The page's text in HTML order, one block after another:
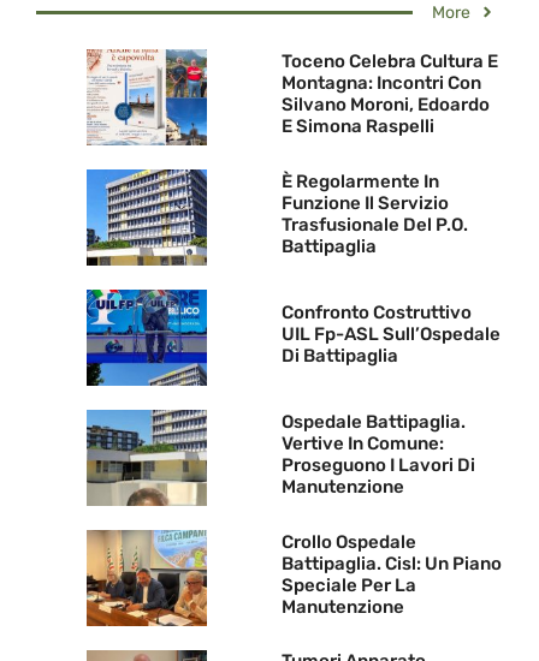
More
Toceno Celebra Cultura E
Montagna: Incontri Con
Silvano Moroni, Edoardo
E Simona Raspelli
È Regolarmente In
Funzione Il Servizio
Trasfusionale Del P.O.
Battipaglia
Confronto Costruttivo
UIL Fp-ASL Sull’Ospedale
Di Battipaglia
Ospedale Battipaglia.
Vertive In Comune:
Proseguono I Lavori Di
Manutenzione
Crollo Ospedale
Battipaglia. Cisl: Un Piano
Speciale Per La
Manutenzione